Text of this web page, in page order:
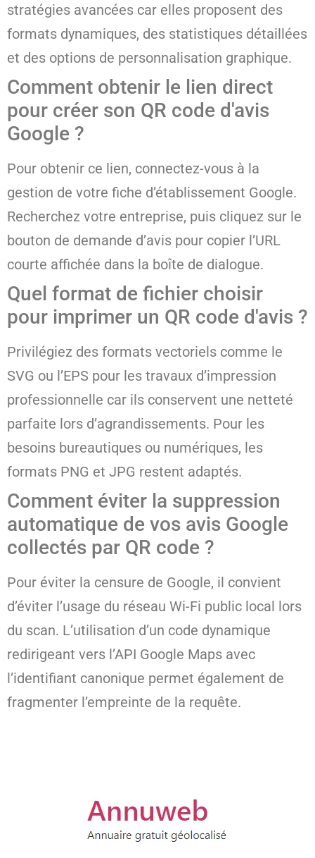
stratégies avancées car elles proposent des
formats dynamiques, des statistiques détaillées
et des options de personnalisation graphique.
Comment obtenir le lien direct
pour créer son QR code d'avis
Google ?
Pour obtenir ce lien, connectez-vous à la
gestion de votre fiche d’établissement Google.
Recherchez votre entreprise, puis cliquez sur le
bouton de demande d’avis pour copier l’URL
courte affichée dans la boîte de dialogue.
Quel format de fichier choisir
pour imprimer un QR code d'avis ?
Privilégiez des formats vectoriels comme le
SVG ou l’EPS pour les travaux d’impression
professionnelle car ils conservent une netteté
parfaite lors d’agrandissements. Pour les
besoins bureautiques ou numériques, les
formats PNG et JPG restent adaptés.
Comment éviter la suppression
automatique de vos avis Google
collectés par QR code ?
Pour éviter la censure de Google, il convient
d’éviter l’usage du réseau Wi-Fi public local lors
du scan. L’utilisation d’un code dynamique
redirigeant vers l’API Google Maps avec
l’identifiant canonique permet également de
fragmenter l’empreinte de la requête.